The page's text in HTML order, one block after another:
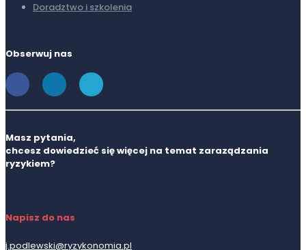
Doradztwo i szkolenia
Obserwuj nas
Masz pytania,
chcesz dowiedzieć się więcej na temat zaraządzania
ryzykiem?
Napisz do nas
j.podlewski@ryzykonomia.pl